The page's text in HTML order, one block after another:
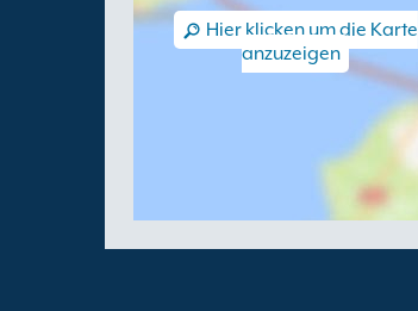
Hier klicken um die Karte
anzuzeigen